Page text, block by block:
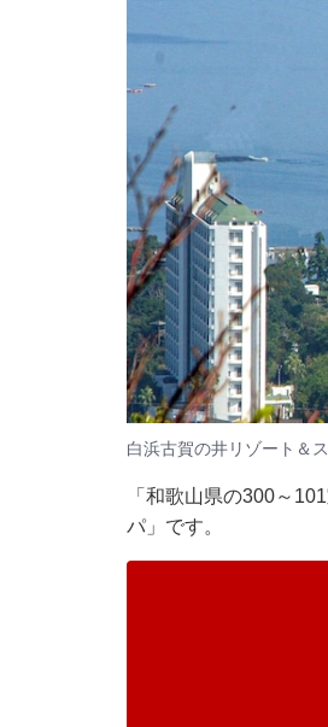
白浜古賀の井リゾート＆
「和歌山県の300～
パ」です。